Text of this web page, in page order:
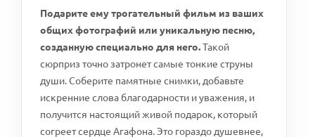
Подарите ему трогательный фильм из ваших
общих фотографий или уникальную песню,
созданную специально для него.Такой
сюрприз точно затронет самые тонкие струны
души. Соберите памятные снимки, добавьте
искренние слова благодарности и уважения, и
получится настоящий живой подарок, который
согреет сердце Агафона. Это гораздо душевнее,